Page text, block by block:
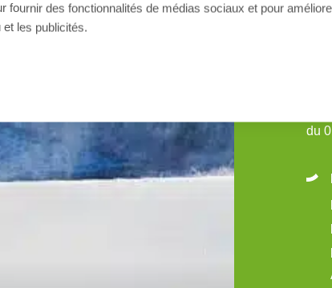
La
du
fournir des fonctionnalités de médias sociaux et pour
les publicités.